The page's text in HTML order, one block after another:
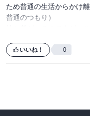
ため普通の生活からかけ
普通のつもり）
の記憶がなければ凡人？
基本的にほのぼのした話
評価としては星5つなの
いいね！ 0